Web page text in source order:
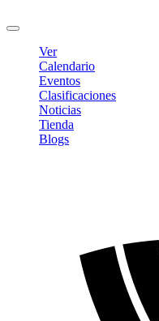
Ver
Calendario
Eventos
Clasificaciones
Noticias
Tienda
Blogs